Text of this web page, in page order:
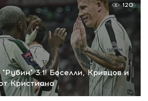
3:1! Боселли, Кривцов и
Кристиана
120